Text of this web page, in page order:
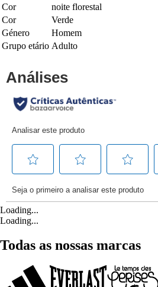
Cor
noite florestal
Cor
Verde
Género
Homem
Grupo etário Adulto
Loading...
Loading...
Todas as nossas marcas